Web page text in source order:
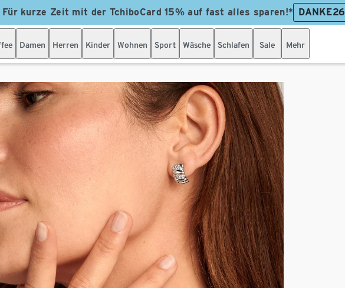
Für kurze Zeit mit der TchiboCard 15% auf fast alles sparen!* DANKE26
Damen Herren Kinder Wohnen Sport Wäsche Schlafen Sale Mehr